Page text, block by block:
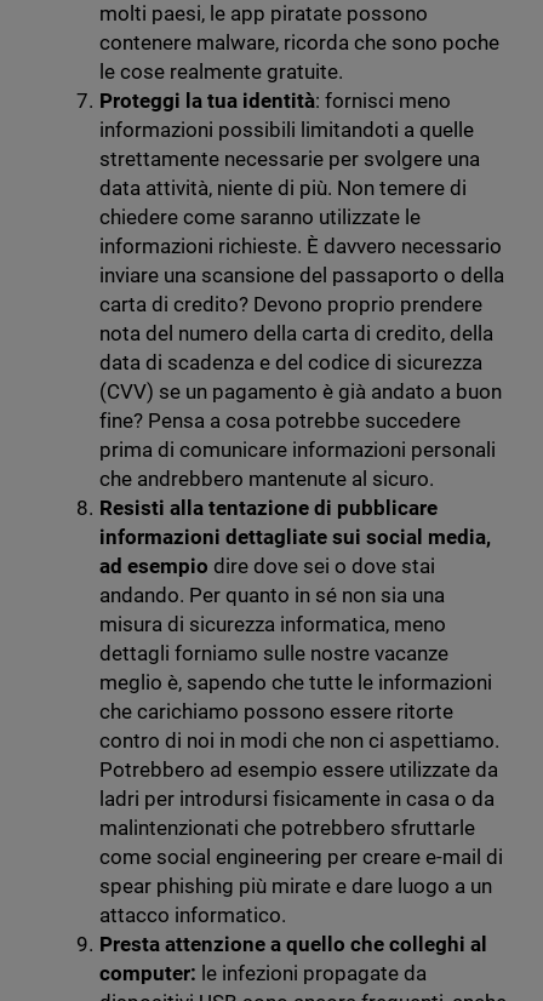
molti paesi, le app piratate possono
contenere malware, ricorda che sono poche
le cose realmente gratuite.
Proteggi la tua identità: fornisci meno
informazioni possibili limitandoti a quelle
strettamente necessarie per svolgere una
data attività, niente di più. Non temere di
chiedere come saranno utilizzate le
informazioni richieste. È davvero necessario
inviare una scansione del passaporto o della
carta di credito? Devono proprio prendere
nota del numero della carta di credito, della
data di scadenza e del codice di sicurezza
(CVV) se un pagamento è già andato a buon
fine? Pensa a cosa potrebbe succedere
prima di comunicare informazioni personali
che andrebbero mantenute al sicuro.
Resisti alla tentazione di pubblicare
informazioni dettagliate sui social media,
ad esempio dire dove sei o dove stai
andando. Per quanto in sé non sia una
misura di sicurezza informatica, meno
dettagli forniamo sulle nostre vacanze
meglio è, sapendo che tutte le informazioni
che carichiamo possono essere ritorte
contro di noi in modi che non ci aspettiamo.
Potrebbero ad esempio essere utilizzate da
ladri per introdursi fisicamente in casa o da
malintenzionati che potrebbero sfruttarle
come social engineering per creare e-mail di
spear phishing più mirate e dare luogo a un
attacco informatico.
Presta attenzione a quello che colleghi al
computer: le infezioni propagate da